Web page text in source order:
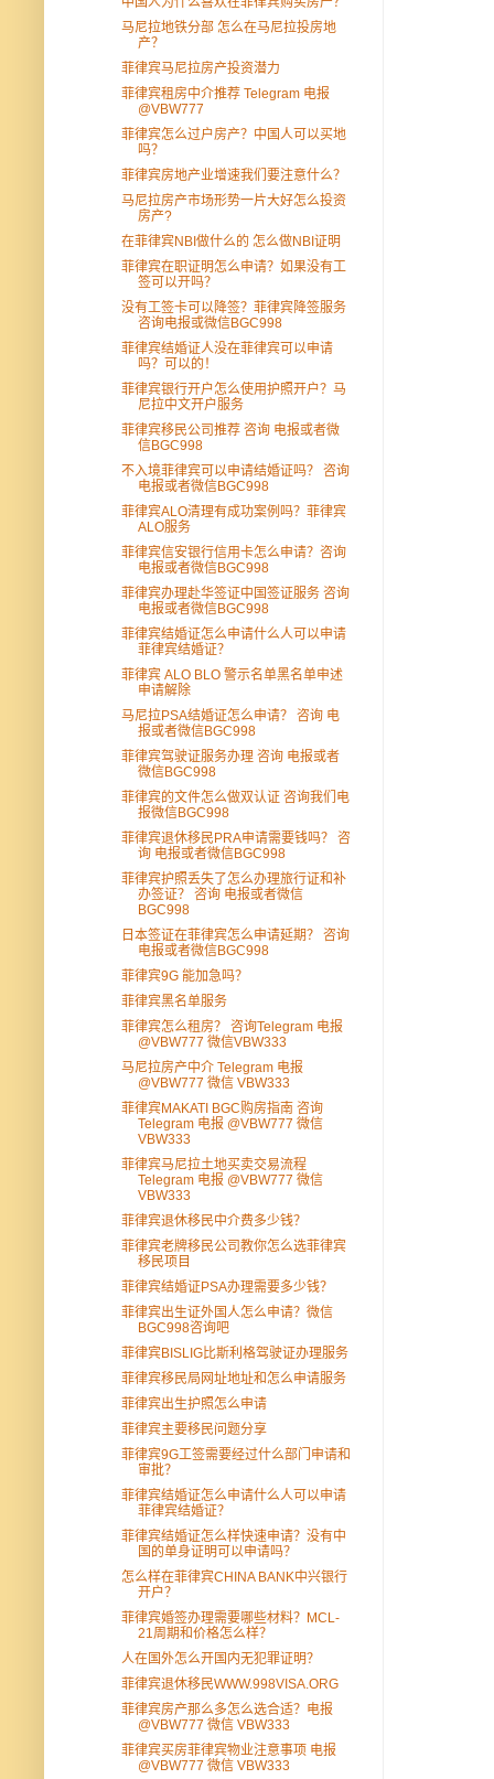
马尼拉地铁分部 怎么在马尼拉投房地
产？
菲律宾马尼拉房产投资潜力
菲律宾租房中介推荐 Telegram 电报
@VBW777
菲律宾怎么过户房产？中国人可以买地
吗？
菲律宾房地产业增速我们要注意什么？
马尼拉房产市场形势一片大好怎么投资
房产?
在菲律宾NBI做什么的 怎么做NBI证明
菲律宾在职证明怎么申请？如果没有工
签可以开吗？
没有工签卡可以降签？菲律宾降签服务
咨询电报或微信BGC998
菲律宾结婚证人没在菲律宾可以申请
吗？可以的！
菲律宾银行开户怎么使用护照开户？马
尼拉中文开户服务
菲律宾移民公司推荐 咨询 电报或者微
信BGC998
不入境菲律宾可以申请结婚证吗？ 咨询
电报或者微信BGC998
菲律宾ALO清理有成功案例吗？菲律宾
ALO服务
菲律宾信安银行信用卡怎么申请？咨询
电报或者微信BGC998
菲律宾办理赴华签证中国签证服务 咨询
电报或者微信BGC998
菲律宾结婚证怎么申请什么人可以申请
菲律宾结婚证？
菲律宾 ALO BLO 警示名单黑名单申述
申请解除
马尼拉PSA结婚证怎么申请？ 咨询 电
报或者微信BGC998
菲律宾驾驶证服务办理 咨询 电报或者
微信BGC998
菲律宾的文件怎么做双认证 咨询我们电
报微信BGC998
菲律宾退休移民PRA申请需要钱吗？ 咨
询 电报或者微信BGC998
菲律宾护照丢失了怎么办理旅行证和补
办签证？ 咨询 电报或者微信
BGC998
日本签证在菲律宾怎么申请延期？ 咨询
电报或者微信BGC998
菲律宾9G 能加急吗？
菲律宾黑名单服务
菲律宾怎么租房？ 咨询Telegram 电报
@VBW777 微信VBW333
马尼拉房产中介 Telegram 电报
@VBW777 微信 VBW333
菲律宾MAKATI BGC购房指南 咨询
Telegram 电报 @VBW777 微信
VBW333
菲律宾马尼拉土地买卖交易流程
Telegram 电报 @VBW777 微信
VBW333
菲律宾退休移民中介费多少钱？
菲律宾老牌移民公司教你怎么选菲律宾
移民项目
菲律宾结婚证PSA办理需要多少钱？
菲律宾出生证外国人怎么申请？微信
BGC998咨询吧
菲律宾BISLIG比斯利格驾驶证办理服务
菲律宾移民局网址地址和怎么申请服务
菲律宾出生护照怎么申请
菲律宾主要移民问题分享
菲律宾9G工签需要经过什么部门申请和
审批？
菲律宾结婚证怎么申请什么人可以申请
菲律宾结婚证？
菲律宾结婚证怎么样快速申请？没有中
国的单身证明可以申请吗？
怎么样在菲律宾CHINA BANK中兴银行
开户？
菲律宾婚签办理需要哪些材料？MCL-
21周期和价格怎么样？
人在国外怎么开国内无犯罪证明？
菲律宾退休移民WWW.998VISA.ORG
菲律宾房产那么多怎么选合适？电报
@VBW777 微信 VBW333
菲律宾买房菲律宾物业注意事项 电报
@VBW777 微信 VBW333